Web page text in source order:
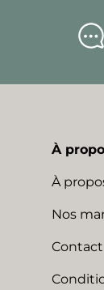
À
À
Nos
Contact